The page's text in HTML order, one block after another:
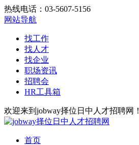
热线电话：03-5607-5156
网站导航
找工作
找人才
找企业
职场资讯
招聘会
HR工具箱
欢迎来到jobway择位日中人才招聘网！
首页